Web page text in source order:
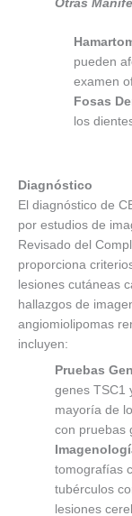
Otras
pueden
examen
Fosas
los
Diagnóstico
El diagnóstico de
por estudios de
Revisado del
proporciona
lesiones cutáneas
hallazgos de
angiomiolipomas
incluyen:
Pruebas
genes TSC1
mayoría de
con pruebas
tomografías
tubérculos
lesiones